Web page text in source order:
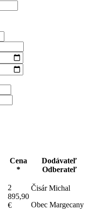
Cena
*
Dodávateľ
Odberateľ
2
895,90
€
Čisár Michal
Obec Margecany